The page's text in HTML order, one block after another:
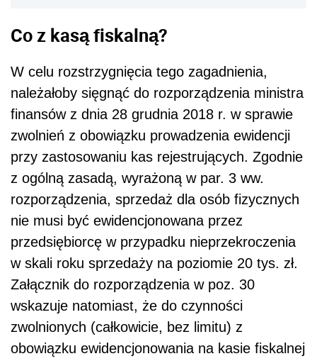
Co z kasą fiskalną?
W celu rozstrzygnięcia tego zagadnienia,
należałoby sięgnąć do rozporządzenia ministra
finansów z dnia 28 grudnia 2018 r. w sprawie
zwolnień z obowiązku prowadzenia ewidencji
przy zastosowaniu kas rejestrujących. Zgodnie
z ogólną zasadą, wyrażoną w par. 3 ww.
rozporządzenia, sprzedaż dla osób fizycznych
nie musi być ewidencjonowana przez
przedsiębiorcę w przypadku nieprzekroczenia
w skali roku sprzedaży na poziomie 20 tys. zł.
Załącznik do rozporządzenia w poz. 30
wskazuje natomiast, że do czynności
zwolnionych (całkowicie, bez limitu) z
obowiązku ewidencjonowania na kasie fiskalnej